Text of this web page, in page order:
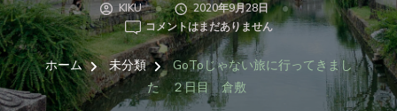
KIKU
2020年9月28日
GOTO
じ
ゃ
な
い
コメントはまだありません
ホーム 未分類
GoToじゃない旅に行ってきまし
た ２日目 倉敷